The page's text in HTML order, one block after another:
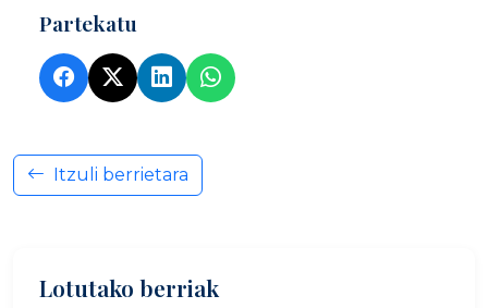
Partekatu
Itzuli berrietara
Lotutako berriak